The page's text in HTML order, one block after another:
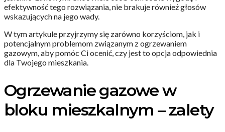
efektywność tego rozwiązania, nie brakuje również głosów
wskazujących na jego wady.
W tym artykule przyjrzymy się zarówno korzyściom, jak i
potencjalnym problemom związanym z ogrzewaniem
gazowym, aby pomóc Ci ocenić, czy jest to opcja odpowiednia
dla Twojego mieszkania.
Ogrzewanie gazowe w
bloku mieszkalnym – zalety